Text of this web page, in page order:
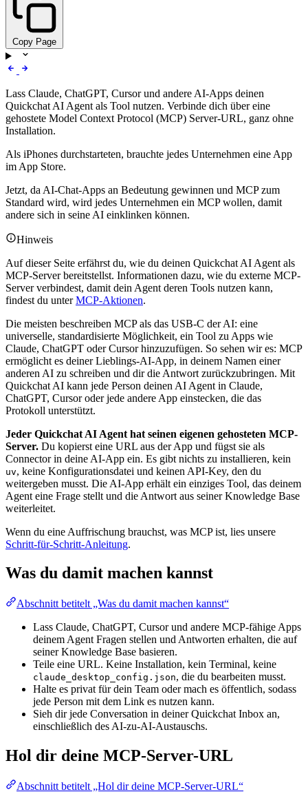
Copy Page
Lass Claude, ChatGPT, Cursor und andere AI-Apps deinen
Quickchat AI Agent als Tool nutzen. Verbinde dich über eine
gehostete Model Context Protocol (MCP) Server-URL, ganz ohne
Installation.
Als iPhones durchstarteten, brauchte jedes Unternehmen eine App
im App Store.
Jetzt, da AI-Chat-Apps an Bedeutung gewinnen und MCP zum
Standard wird, wird jedes Unternehmen ein MCP wollen, damit
andere sich in seine AI einklinken können.
Hinweis
Auf dieser Seite erfährst du, wie du deinen Quickchat AI Agent als
MCP-Server bereitstellst. Informationen dazu, wie du externe MCP-
Server verbindest, damit dein Agent deren Tools nutzen kann,
findest du unterMCP-Aktionen.
Die meisten beschreiben MCP als das USB-C der AI: eine
universelle, standardisierte Möglichkeit, ein Tool zu Apps wie
Claude, ChatGPT oder Cursor hinzuzufügen. So sehen wir es: MCP
ermöglicht es deiner Lieblings-AI-App, in deinem Namen einer
anderen AI zu schreiben und dir die Antwort zurückzubringen. Mit
Quickchat AI kann jede Person deinen AI Agent in Claude,
ChatGPT, Cursor oder jede andere App einstecken, die das
Protokoll unterstützt.
Jeder Quickchat AI Agent hat seinen eigenen gehosteten MCP-
Server. Du kopierst eine URL aus der App und fügst sie als
Connector in deine AI-App ein. Es gibt nichts zu installieren, kein
uv, keine Konfigurationsdatei und keinen API-Key, den du
weitergeben musst. Die AI-App erhält ein einziges Tool, das deinem
Agent eine Frage stellt und die Antwort aus seiner Knowledge Base
weiterleitet.
Wenn du eine Auffrischung brauchst, was MCP ist, lies unsere
Schritt-für-Schritt-Anleitung.
Was du damit machen kannst
Abschnitt betitelt „Was du damit machen kannst“
Lass Claude, ChatGPT, Cursor und andere MCP-fähige Apps
deinem Agent Fragen stellen und Antworten erhalten, die auf
seiner Knowledge Base basieren.
Teile eine URL. Keine Installation, kein Terminal, keine
claude_desktop_config.json, die du bearbeiten musst.
Halte es privat für dein Team oder mach es öffentlich, sodass
jede Person mit dem Link es nutzen kann.
Sieh dir jede Conversation in deiner Quickchat Inbox an,
einschließlich des AI-zu-AI-Austauschs.
Hol dir deine MCP-Server-URL
Abschnitt betitelt „Hol dir deine MCP-Server-URL“